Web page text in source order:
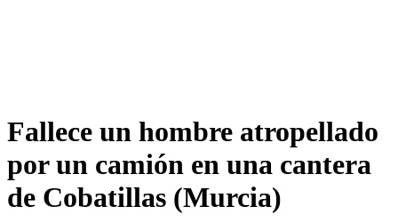
Fallece un hombre atropellado
por un camión en una cantera
de Cobatillas (Murcia)